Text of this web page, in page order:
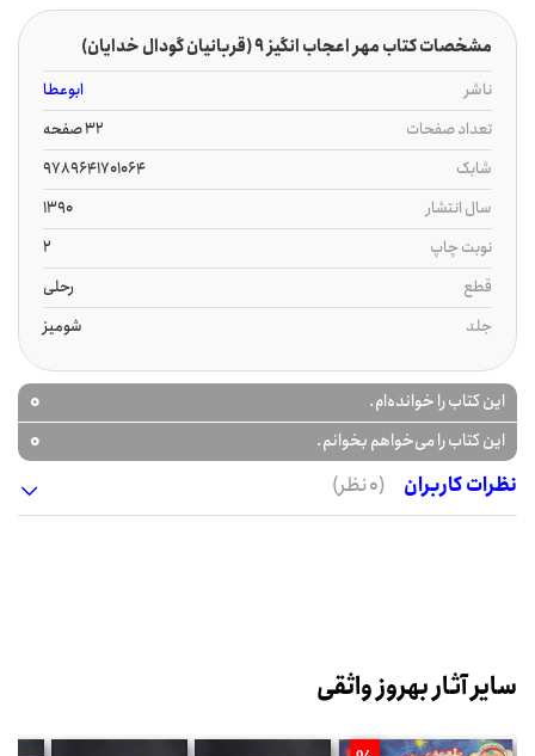
مشخصات کتاب مهر اعجاب انگیز 9 (قربانیان گودال خدایان)
ناشر
ابوعطا
تعداد صفحات
32 صفحه
شابک
9789641701064
سال انتشار
1390
نوبت چاپ
2
قطع
رحلی
جلد
شومیز
این کتاب را خوانده‌ام. 0
این کتاب را می‌خواهم بخوانم.
0
نظرات کاربران
(0 نظر)
سایر آثار بهروز واثقی